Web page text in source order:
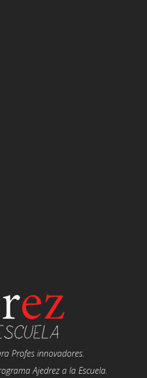
Profes innovadores.
Ajedrez a la Escuela.